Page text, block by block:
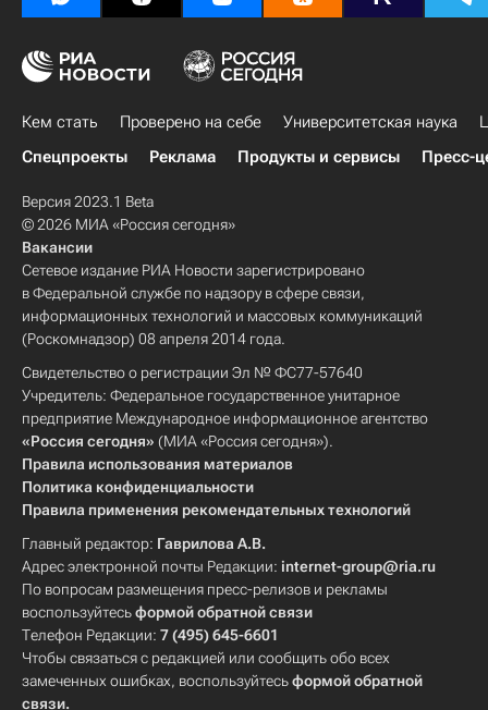
Кем стать Проверено на себе Университетская наука
Спецпроекты
Реклама Продукты и сервисы Пресс-
Версия 2023.1 Beta
© 2026 МИА «Россия сегодня»
Вакансии
Сетевое издание РИА Новости зарегистрировано
в Федеральной службе по надзору в сфере связи,
информационных технологий и массовых коммуникаций
(Роскомнадзор) 08 апреля 2014 года.
Свидетельство о регистрации Эл № ФС77-57640
Учредитель: Федеральное государственное унитарное
предприятие Международное информационное агентство
«Россия сегодня» (МИА «Россия сегодня»).
Правила использования материалов
Политика конфиденциальности
Правила применения рекомендательных технологий
Главный редактор: Гаврилова А.В.
Адрес электронной почты Редакции: internet-group@ria.ru
По вопросам размещения пресс-релизов и рекламы
воспользуйтесьформой обратной связи
Телефон Редакции: 7 (495) 645-6601
Чтобы связаться с редакцией или сообщить обо всех
замеченных ошибках, воспользуйтесьформой обратной
связи.